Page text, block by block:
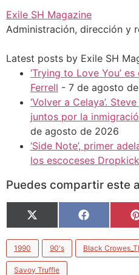
Exile SH Magazine
Administración, dirección y
Latest posts by Exile SH
‘Trying to Love You’
Ferrell - 7 de agosto
‘Volver a Celaya’.
juntos por la
de agosto de 2026
‘Side Note’, primer
los escoceses Dropkick
Puedes compartir este
X
(Twitter)
Facebook
1990 90's Black
Savoy Truffle